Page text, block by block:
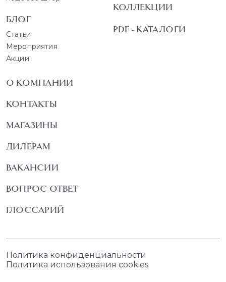
БЛОГ
Статьи
Мероприятия
Акции
КОЛЛЕКЦИИ
PDF - КАТАЛОГИ
О КОМПАНИИ
КОНТАКТЫ
МАГАЗИНЫ
ДИЛЕРАМ
ВАКАНСИИ
ВОПРОС ОТВЕТ
ГЛОССАРИЙ
Политика конфиденциальности
Политика использования cookies